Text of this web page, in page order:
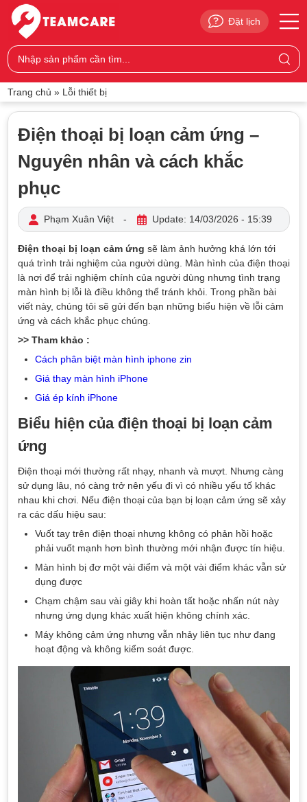
Đặt lịch
Trang chủ » Lỗi thiết bị
Điện thoại bị loạn cảm ứng –
Nguyên nhân và cách khắc
phục
Phạm Xuân Việt - Update: 14/03/2026 - 15:39
Điện thoại bị loạn cảm ứng sẽ làm ảnh hưởng khá lớn tới
quá trình trải nghiệm của người dùng. Màn hình của điện thoại
là nơi để trải nghiệm chính của người dùng nhưng tình trạng
màn hình bị lỗi là điều không thể tránh khỏi. Trong phần bài
viết này, chúng tôi sẽ gửi đến bạn những biểu hiện về lỗi cảm
ứng và cách khắc phục chúng.
>> Tham khảo :
Cách phân biệt màn hình iphone zin
Giá thay màn hình iPhone
Giá ép kính iPhone
Biểu hiện của điện thoại bị loạn cảm
ứng
Điện thoại mới thường rất nhạy, nhanh và mượt. Nhưng càng
sử dụng lâu, nó càng trở nên yếu đi vì có nhiều yếu tố khác
nhau khi chơi. Nếu điện thoại của bạn bị loạn cảm ứng sẽ xảy
ra các dấu hiệu sau:
Vuốt tay trên điện thoại nhưng không có phản hồi hoặc
phải vuốt mạnh hơn bình thường mới nhận được tín hiệu.
Màn hình bị đơ một vài điểm và một vài điểm khác vẫn sử
dụng được
Chạm chậm sau vài giây khi hoàn tất hoặc nhấn nút này
nhưng ứng dụng khác xuất hiện không chính xác.
Máy không cảm ứng nhưng vẫn nhảy liên tục như đang
hoạt động và không kiểm soát được.